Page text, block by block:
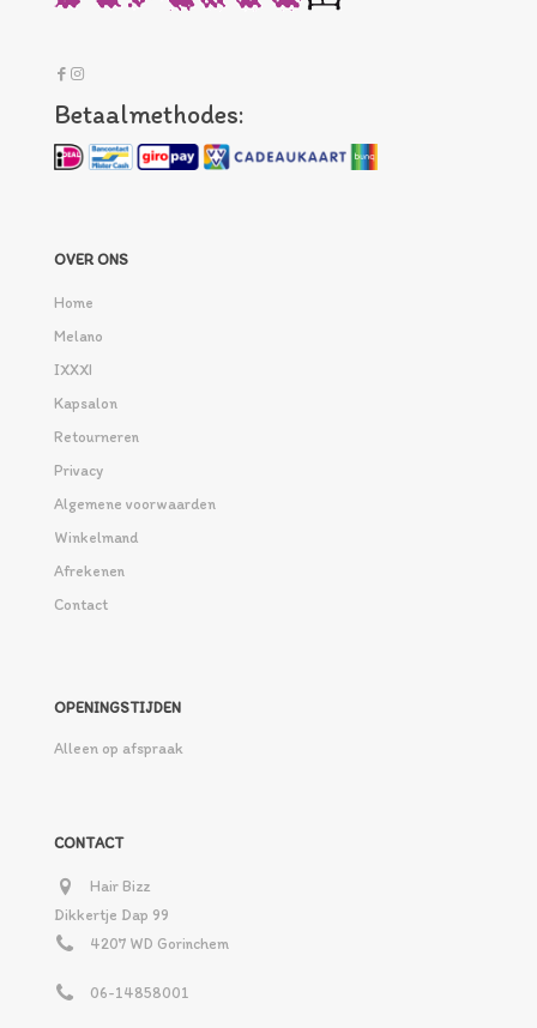
Betaalmethodes:
OVER ONS
Home
Melano
IXXXI
Kapsalon
Retourneren
Privacy
Algemene voorwaarden
Winkelmand
Afrekenen
Contact
OPENINGSTIJDEN
Alleen op afspraak
CONTACT
Hair Bizz
Dikkertje Dap 99
4207 WD Gorinchem
06-14858001